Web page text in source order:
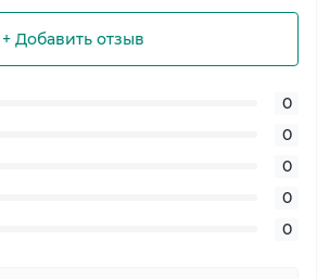
+ Добавить отзыв
0
0
0
0
0